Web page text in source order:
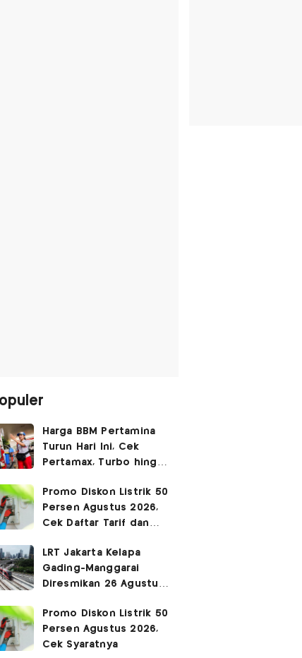
Harga BBM Pertamina
Turun Hari Ini, Cek
Pertamax, Turbo hingga
2026
Promo Diskon Listrik 50
Persen Agustus 2026,
Cek Daftar Tarif dan
LRT Jakarta Kelapa
Gading-Manggarai
Diresmikan 26 Agustus
Promo Diskon Listrik 50
Persen Agustus 2026,
Cek Syaratnya